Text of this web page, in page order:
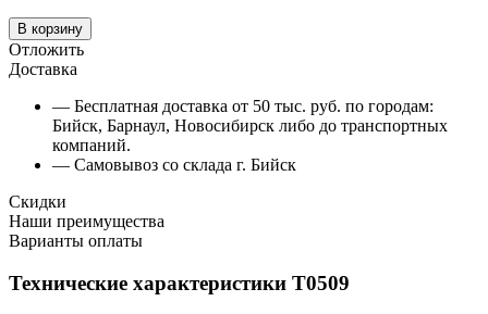
В корзину
Отложить
Доставка
— Бесплатная доставка от 50 тыс. руб. по городам:
Бийск, Барнаул, Новосибирск либо до транспортных
компаний.
— Самовывоз со склада г. Бийск
Скидки
Наши преимущества
Варианты оплаты
Технические характеристики Т0509